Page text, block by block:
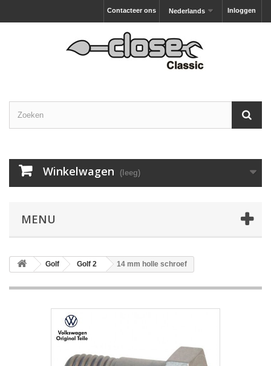
Inloggen
Nederlands
Contacteer ons
Winkelwagen (leeg)
MENU
Golf Golf 2 14 mm holle schroef